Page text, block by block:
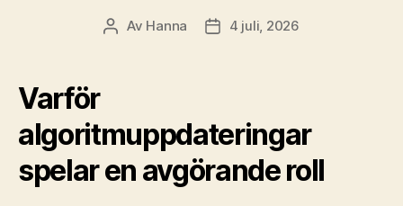
Inläggsförfattare
Av Hanna Inläggsdatum
4 juli, 2026
Varför
algoritmuppdateringar
spelar en avgörande roll